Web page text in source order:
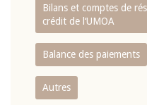
Bilans et comptes de
crédit de l‘UMOA
Balance des paiements
Autres